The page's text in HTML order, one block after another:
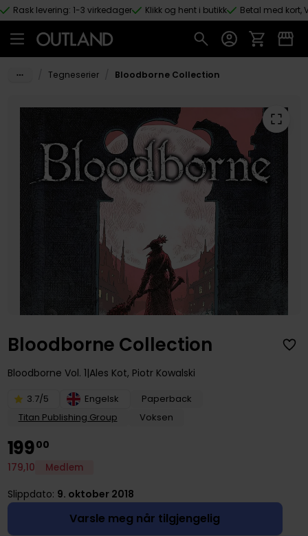
Hopp til hovedinnhold
Rask levering: 1-3 virkedager Klikk og hent i butikk Betal med kort,
Tegneserier Bloodborne Collection
Bloodborne Collection
Bloodborne Vol. 1 Ales Kot, Piotr Kowalski
3.7/5 Engelsk
Paperback
Titan Publishing Group
Voksen
19900
179,10 Medlem
Slippdato: 9. oktober 2018
Varsle meg når tilgjengelig